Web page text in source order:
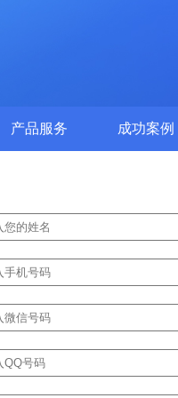
产品服务 成功案例